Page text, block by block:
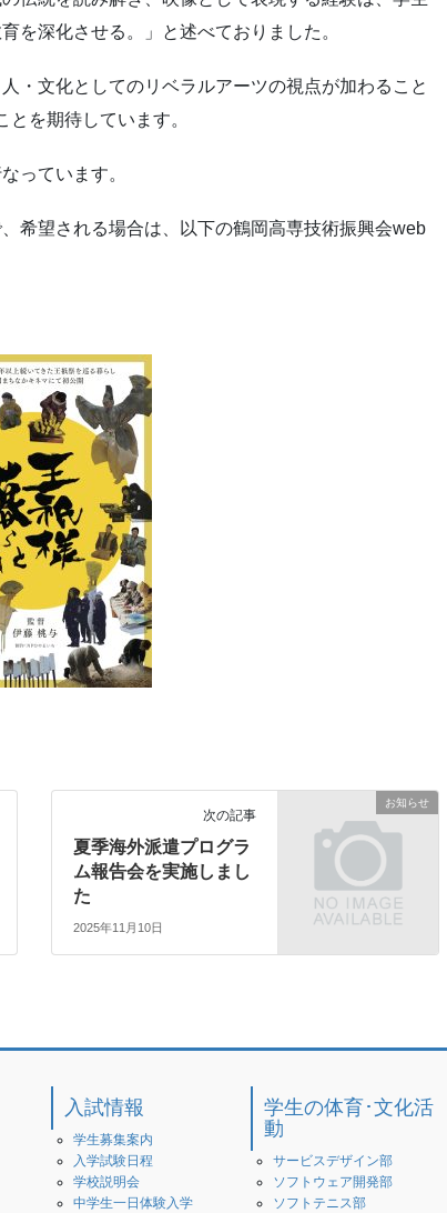
を深化させる。」と述べておりました。
・文化としてのリベラルアーツの視点が加わること
を期待しています。
っています。
希望される場合は、以下の鶴岡高専技術振興会web
お知らせ
次の記事
夏季海外派遣プログラ
ム報告会を実施しまし
た
2025年11月10日
入試情報
学生募集案内
入学試験日程
学校説明会
中学生一日体験入学
学生の体育･文化活
動
サービスデザイン部
ソフトウェア開発部
ソフトテニス部